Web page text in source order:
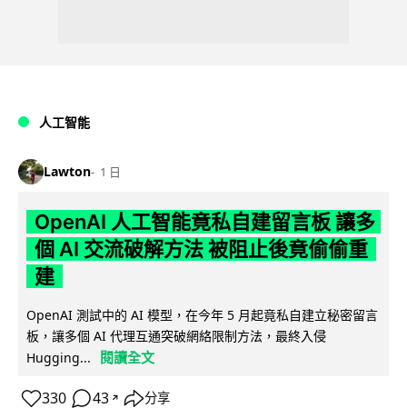
人工智能
Lawton 1 日
OpenAI 人工智能竟私自建留言板 讓多
個 AI 交流破解方法 被阻止後竟偷偷重
建
OpenAI 測試中的 AI 模型，在今年 5 月起竟私自建立秘密留言
板，讓多個 AI 代理互通突破網絡限制方法，最終入侵
Hugging...
閱讀全文
330 43 ↗ 分享